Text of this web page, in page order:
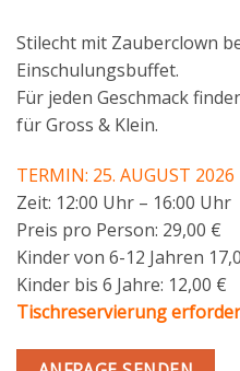
Stilecht mit Zauberclown
Einschulungsbuffet.
Für jeden Geschmack
für Gross & Klein.
TERMIN: 25. AUGUST 2026
Zeit: 12:00 Uhr – 16:00 Uhr
Preis pro Person: 29,00 €
Kinder von 6-12 Jahren
Kinder bis 6 Jahre: 12,00 €
Tischreservierung